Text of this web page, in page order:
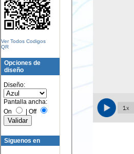
Ver Todos Codigos
QR
Opciones de
diseño
Diseño:
Pantalla ancha:
On
| Off
Siguenos en